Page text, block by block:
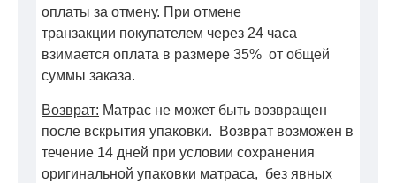
оплаты за отмену. При отмене
транзакции покупателем через 24 часа
взимается оплата в размере 35% от общей
суммы заказа.
Возврат: Матрас не может быть возвращен
после вскрытия упаковки. Возврат возможен в
течение 14 дней при условии сохранения
оригинальной упаковки матраса, без явных